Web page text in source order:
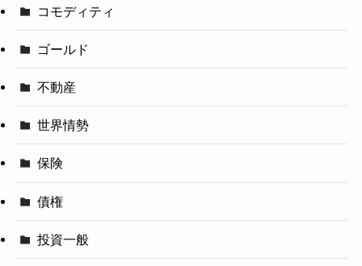
コモディティ
ゴールド
不動産
世界情勢
保険
債権
投資一般